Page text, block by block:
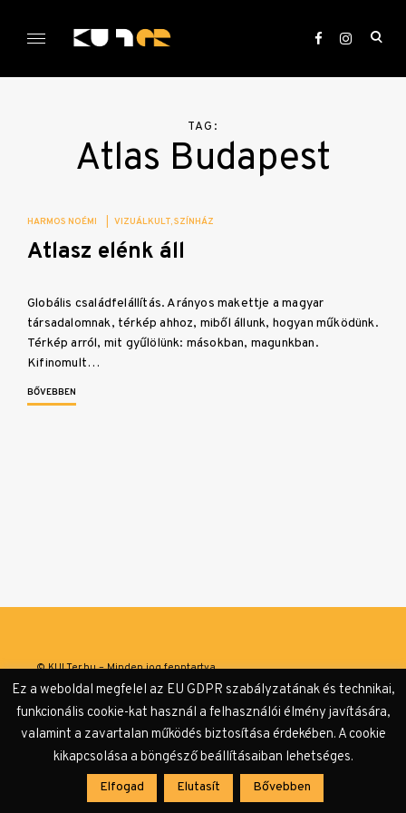
KULTer.hu
TAG:
Atlas Budapest
HARMOS NOÉMI VIZUÁLKULT SZÍNHÁZ
Atlasz elénk áll
Globális családfelállítás. Arányos makettje a magyar
társadalomnak, térkép ahhoz, miből állunk, hogyan működünk.
Térkép arról, mit gyűlölünk: másokban, magunkban.
Kifinomult…
BŐVEBBEN
© KULTer.hu – Minden jog fenntartva
Adatvédelmi tájékoztató
Ez a weboldal megfelel az EU GDPR szabályzatának és technikai,
funkcionális cookie-kat használ a felhasználói élmény javítására,
valamint a zavartalan működés biztosítása érdekében. A cookie
kikapcsolása a böngésző beállításaiban lehetséges.
Elfogad Elutasít Bővebben